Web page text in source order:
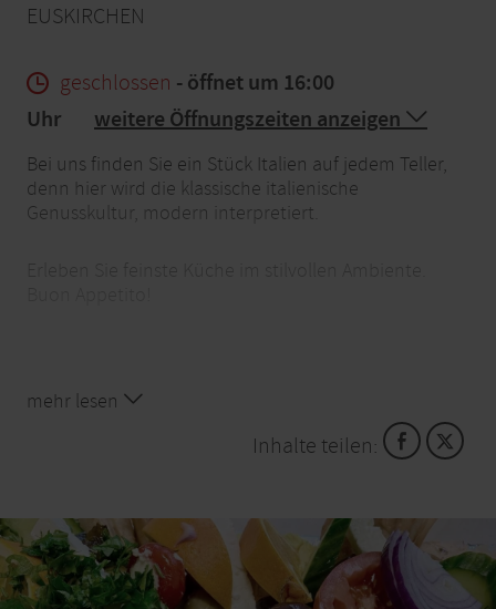
EUSKIRCHEN
geschlossen - öffnet um 16:00
Uhr
weitere Öffnungszeiten anzeigen
Bei uns finden Sie ein Stück Italien auf jedem Teller,
denn hier wird die klassische italienische
Genusskultur, modern interpretiert.
mehr lesen
Inhalte teilen: